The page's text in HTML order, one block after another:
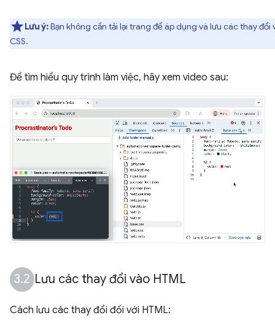
Lưu ý:Bạn không cần tải lại trang để áp dụng và lưu các thay đổi
CSS.
Để tìm hiểu quy trình làm việc, hãy xem video sau:
Lưu các thay đổi vào HTML
Cách lưu các thay đổi đối với HTML: